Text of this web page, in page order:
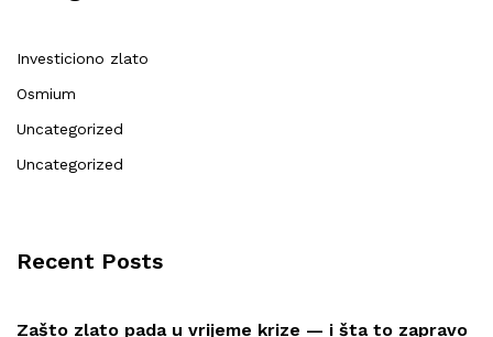
Investiciono zlato
Osmium
Uncategorized
Uncategorized
Recent Posts
Zašto zlato pada u vrijeme krize — i šta to zapravo